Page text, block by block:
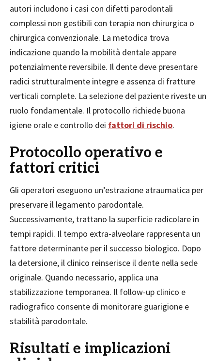
autori includono i casi con difetti parodontali
complessi non gestibili con terapia non chirurgica o
chirurgica convenzionale. La metodica trova
indicazione quando la mobilità dentale appare
potenzialmente reversibile. Il dente deve presentare
radici strutturalmente integre e assenza di fratture
verticali complete. La selezione del paziente riveste un
ruolo fondamentale. Il protocollo richiede buona
igiene orale e controllo dei fattori di rischio.
Protocollo operativo e
fattori critici
Gli operatori eseguono un’estrazione atraumatica per
preservare il legamento parodontale.
Successivamente, trattano la superficie radicolare in
tempi rapidi. Il tempo extra-alveolare rappresenta un
fattore determinante per il successo biologico. Dopo
la detersione, il clinico reinserisce il dente nella sede
originale. Quando necessario, applica una
stabilizzazione temporanea. Il follow-up clinico e
radiografico consente di monitorare guarigione e
stabilità parodontale.
Risultati e implicazioni